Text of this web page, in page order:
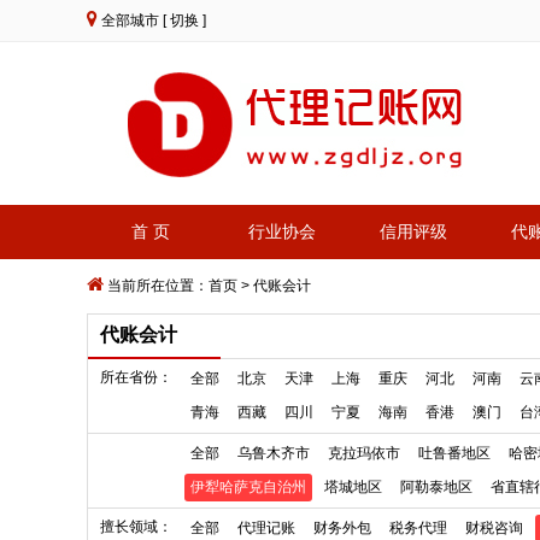
全部城市 [ 切换 ]
首 页 行业协会 信用评级 代
当前所在位置： 首页 > 代账会计
代账会计
所在省份： 全部 北京 天津 上海 重庆 河北 河南
云
青海
西藏 四川 宁夏 海南 香港 澳门 台
全部 乌鲁木齐市 克拉玛依市 吐鲁番地区
哈
伊犁哈萨克自治州
塔城地区 阿勒泰地区 省直辖
擅长领域： 全部 代理记账 财务外包 税务代理 财税咨询